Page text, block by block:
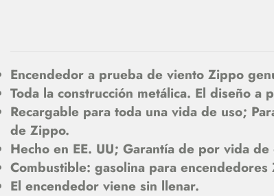
Encendedor a prueba de viento Zippo
Toda la construcción metálica. El diseño
Recargable para toda una vida de uso;
de Zippo.
Hecho en EE. UU; Garantía de por vida
Combustible: gasolina para
El encendedor viene sin llenar.